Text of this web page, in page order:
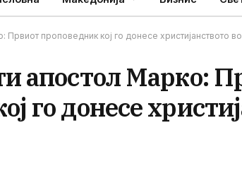
проповедник кој го донесе христијанството во
апостол Марко:
го донесе